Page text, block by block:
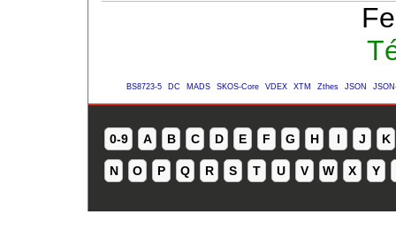
BS8723-5 DC MADS SKOS-Core VDEX XTM Zthes JSON
0-9 A B C D E F G H I J K
N O P Q R S T U V W X Y